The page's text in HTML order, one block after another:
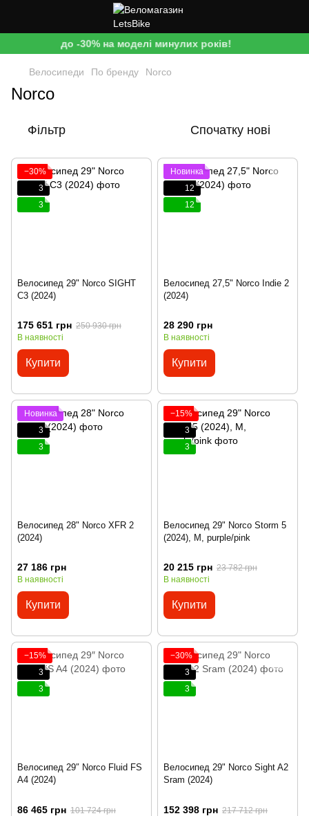
до -30% на моделі минулих років!
Велосипеди По бренду Norco
Norco
Фільтр Спочатку нові
−30%
3
3
Велосипед 29" Norco SIGHT
C3 (2024)
175 651 грн 250 930 грн
В наявності
Купити
Новинка
12
12
Велосипед 27,5" Norco Indie 2
(2024)
28 290 грн
В наявності
Купити
Новинка
3
3
Велосипед 28" Norco XFR 2
(2024)
27 186 грн
В наявності
Купити
−15%
3
3
Велосипед 29" Norco Storm 5
(2024), M, purple/pink
20 215 грн 23 782 грн
В наявності
Купити
−15%
3
3
Велосипед 29″ Norco Fluid FS
A4 (2024)
86 465 грн 101 724 грн
−30%
3
3
Велосипед 29" Norco Sight A2
Sram (2024)
152 398 грн 217 712 грн